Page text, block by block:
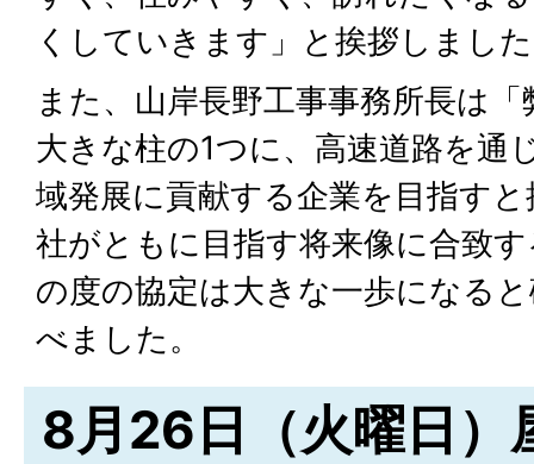
くしていきます」と挨拶しまし
また、山岸長野工事事務所長は
大きな柱の1つに、高速道路を通
域発展に貢献する企業を目指す
社がともに目指す将来像に合致
の度の協定は大きな一歩になる
べました。
8月26日（火曜日）